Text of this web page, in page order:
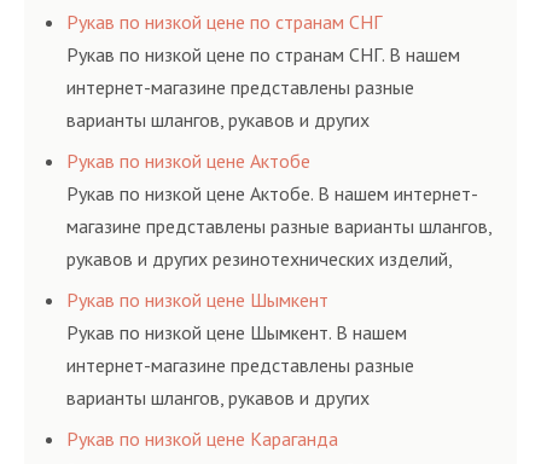
резинотехнических изделий, соответствующих
ГОСТам, техническим условиям и нормативам.
Рукав по низкой цене по странам СНГ
Рукав по низкой цене по странам СНГ. В нашем
интернет-магазине представлены разные
варианты шлангов, рукавов и других
резинотехнических изделий, соответствующих
ГОСТам, техническим условиям и нормативам.
Рукав по низкой цене Актобе
Рукав по низкой цене Актобе. В нашем интернет-
магазине представлены разные варианты шлангов,
рукавов и других резинотехнических изделий,
соответствующих ГОСТам, техническим условиям
и нормативам.
Рукав по низкой цене Шымкент
Рукав по низкой цене Шымкент. В нашем
интернет-магазине представлены разные
варианты шлангов, рукавов и других
резинотехнических изделий, соответствующих
Рукав по низкой цене Караганда